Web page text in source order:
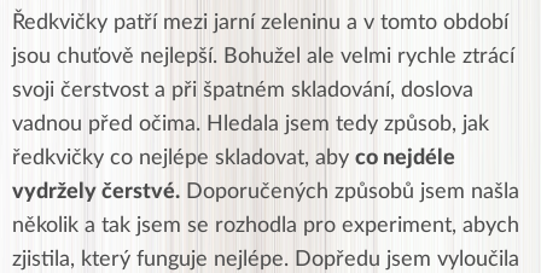
Ředkvičky patří mezi jarní zeleninu a v tomto období
jsou chuťově nejlepší. Bohužel ale velmi rychle ztrácí
svoji čerstvost a při špatném skladování, doslova
vadnou před očima. Hledala jsem tedy způsob, jak
ředkvičky co nejlépe skladovat, aby co nejdéle
vydržely čerstvé. Doporučených způsobů jsem našla
několik a tak jsem se rozhodla pro experiment, abych
zjistila, který funguje nejlépe. Dopředu jsem vyloučila